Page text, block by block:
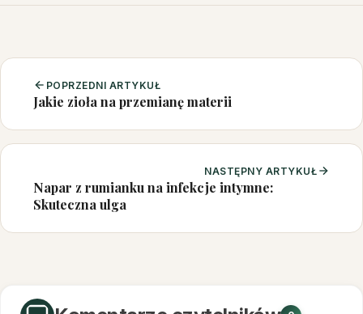
POPRZEDNI ARTYKUŁ
Jakie zioła na przemianę materii
NASTĘPNY ARTYKUŁ
Napar z rumianku na infekcje intymne:
Skuteczna ulga